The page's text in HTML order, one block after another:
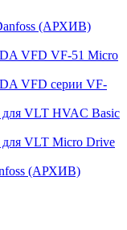
(АРХИВ)
VFD VF-51 Micro
VFD серии VF-
для VLT HVAC Basic
для VLT Micro Drive
(АРХИВ)